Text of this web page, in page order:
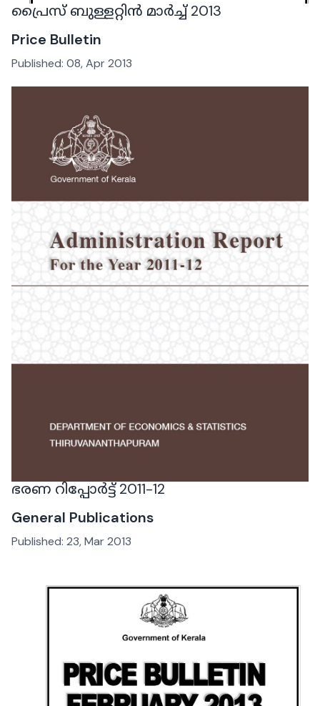
പ്രൈസ് ബുള്ളറ്റിൻ മാർച്ച് 2013
Price Bulletin
Published: 08, Apr 2013
ഭരണ റിപ്പോർട്ട് 2011-12
General Publications
Published: 23, Mar 2013